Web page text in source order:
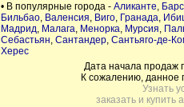
• В популярные города - Аликанте,
Бильбао, Валенсия, Виго, Гранада,
Мадрид, Малага, Менорка, Мурсия,
Себастьян, Сантандер, Сантьяго-де-
Херес
Дата начала продаж
К сожалению, данное
Узнать
заказать и